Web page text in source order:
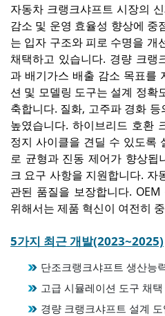
자동차 크랭크샤프트 시장의
감소 및 운영 효율성 향상에 중
는 입자 구조와 피로 수명을 개
채택하고 있습니다. 경량 크랭
과 배기가스 배출 감소 목표를
션 및 모델링 도구는 설계 정확
축합니다. 질화, 고주파 경화
높였습니다. 하이브리드 호환
정지 사이클을 견딜 수 있도록
로 균형과 진동 제어가 향상됩
크 요구 사항을 지원합니다. 자
관된 품질을 보장합니다.
위해서는 제품 혁신이 여전히
5가지 최근 개발(2023~2025)
단조크랭크샤프트 생산능
고급 시뮬레이션 도구 채택
경량 크랭크샤프트 설계 도